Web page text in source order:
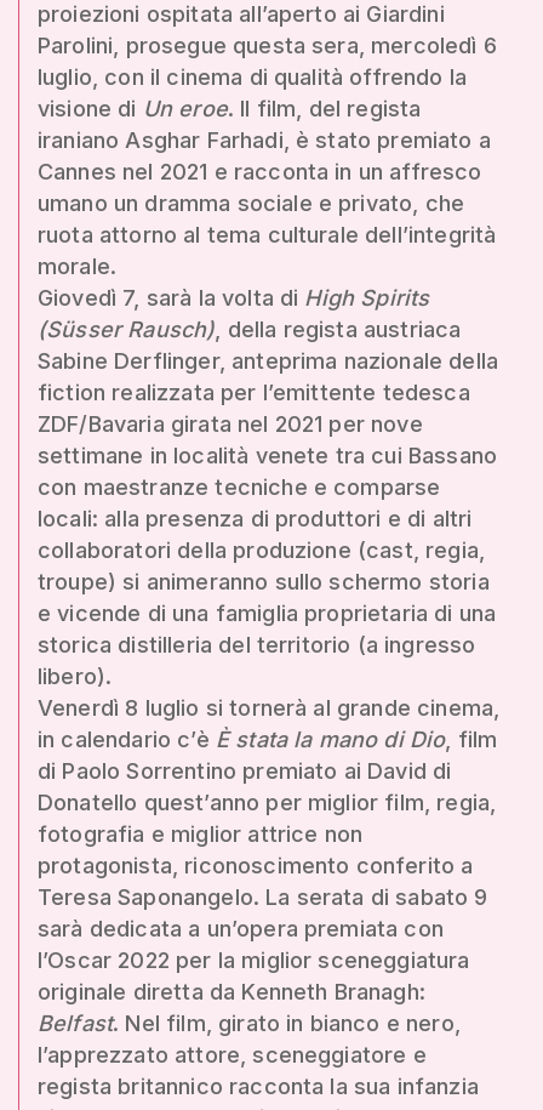
proiezioni ospitata all’aperto ai Giardini
Parolini, prosegue questa sera, mercoledì 6
luglio, con il cinema di qualità offrendo la
visione di Un eroe. Il film, del regista
iraniano Asghar Farhadi, è stato premiato a
Cannes nel 2021 e racconta in un affresco
umano un dramma sociale e privato, che
ruota attorno al tema culturale dell’integrità
morale.
Giovedì 7, sarà la volta di High Spirits
(Süsser Rausch) , della regista austriaca
Sabine Derflinger, anteprima nazionale della
fiction realizzata per l’emittente tedesca
ZDF/Bavaria girata nel 2021 per nove
settimane in località venete tra cui Bassano
con maestranze tecniche e comparse
locali: alla presenza di produttori e di altri
collaboratori della produzione (cast, regia,
troupe) si animeranno sullo schermo storia
e vicende di una famiglia proprietaria di una
storica distilleria del territorio (a ingresso
libero).
Venerdì 8 luglio si tornerà al grande cinema,
in calendario c’è È stata la mano di Dio, film
di Paolo Sorrentino premiato ai David di
Donatello quest’anno per miglior film, regia,
fotografia e miglior attrice non
protagonista, riconoscimento conferito a
Teresa Saponangelo. La serata di sabato 9
sarà dedicata a un’opera premiata con
l’Oscar 2022 per la miglior sceneggiatura
originale diretta da Kenneth Branagh:
Belfast. Nel film, girato in bianco e nero,
l’apprezzato attore, sceneggiatore e
regista britannico racconta la sua infanzia